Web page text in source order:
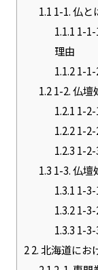
1.1 1-1. 仏と
1.1.1 1-
理由
1.1.21-
1.21-2. 仏壇
1.2.1 1-
1.2.21-
1.2.3 1-
1.3 1-3. 仏壇
1.3.1 1-
1.3.21-
1.3.3 1-
22. 北海道にお